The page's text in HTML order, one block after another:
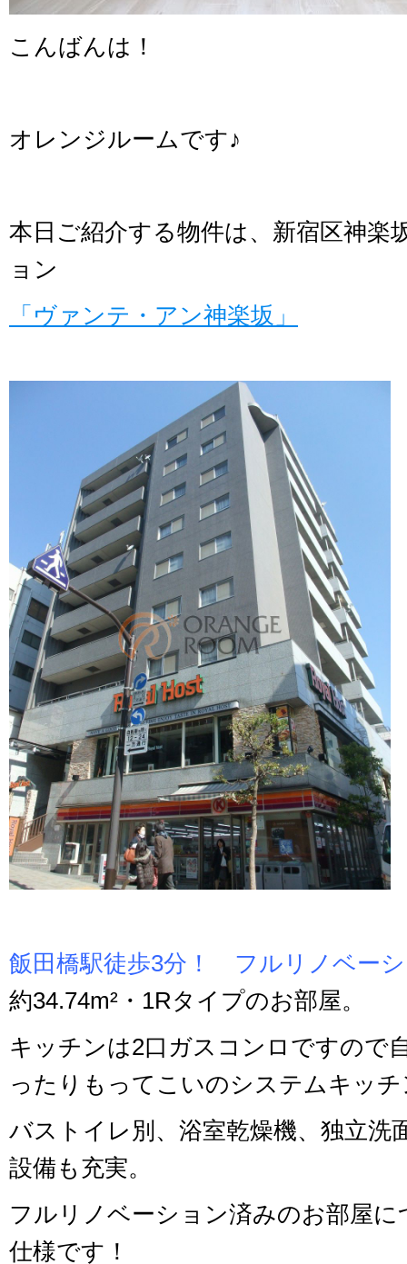
こんばんは！
オレンジルームです♪
本日ご紹介する物件は、新宿区神楽
ョン
「ヴァンテ・アン神楽坂」
飯田橋駅徒歩3分！ フルリノベー
約34.74m²・1Rタイプのお部屋。
キッチンは2口ガスコンロですので
ったりもってこいのシステムキッ
バストイレ別、浴室乾燥機、独立洗
設備も充実。
フルリノベーション済みのお部屋に
仕様です！